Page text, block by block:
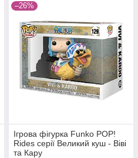
–26%
Ігрова фігурка Funko POP!
Rides cерії Великий куш - Віві
та Кару